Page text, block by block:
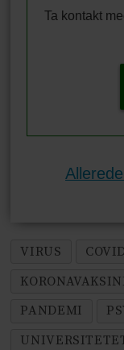
Ta kontakt
VIRUS
PANDEMI